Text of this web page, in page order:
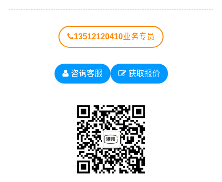
以下每条运输线路点击可查看详细说明
福州物
流公司
厦门物
流公司
莆田物
流公司
漳州物
流公司
南平物
流公司
龙岩物
流公司
13512120410业务专员
咨询客服 获取报价